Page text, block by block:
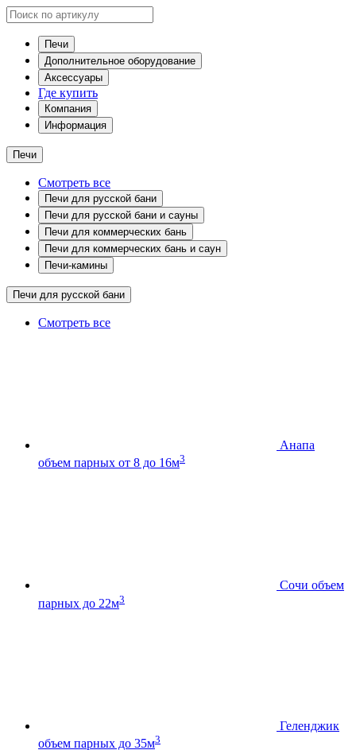
Печи
Дополнительное оборудование
Аксессуары
Где купить
Компания
Информация
Печи
Смотреть все
Печи для русской бани
Печи для русской бани и сауны
Печи для коммерческих бань
Печи для коммерческих бань и саун
Печи-камины
Печи для русской бани
Смотреть все
Анапа
объем парных от 8 до 16м3
Сочи объем
парных до 22м3
Геленджик
объем парных до 35м3